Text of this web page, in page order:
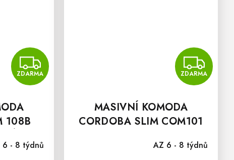
ZDARMA
ZDARMA
108B
6 - 8 týdnů
ZDARMA
MASIVNÍ KOMODA
CORDOBA SLIM COM101
AZ 6 - 8 týdnů